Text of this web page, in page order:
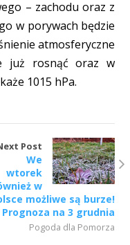
– zachodu oraz z
w porywach będzie
atmosferyczne
już rosnąć oraz w
1015 hPa.
Post
We
wtorek
w
możliwe są burze!
Prognoza na 3 grudnia
Pogoda dla Pomorza